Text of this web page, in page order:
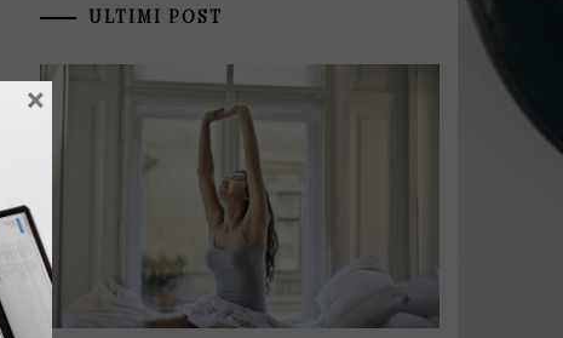
ULTIMI POST
×